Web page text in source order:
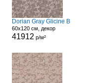
Dorian Gray Glicine B
60x120 см, декор
41912 р/м²